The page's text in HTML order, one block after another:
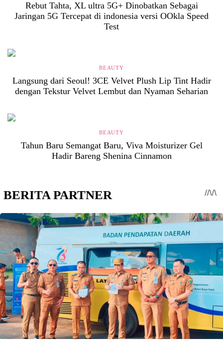
Rebut Tahta, XL ultra 5G+ Dinobatkan Sebagai
Jaringan 5G Tercepat di indonesia versi OOkla Speed
Test
BEAUTY
Langsung dari Seoul! 3CE Velvet Plush Lip Tint Hadir
dengan Tekstur Velvet Lembut dan Nyaman Seharian
BEAUTY
Tahun Baru Semangat Baru, Viva Moisturizer Gel
Hadir Bareng Shenina Cinnamon